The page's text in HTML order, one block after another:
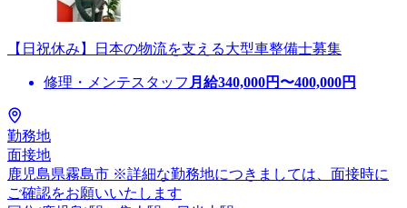
【日祝休み】日本の物流を支える大型車整備士募集
修理・メンテスタッフ 月給340,000円〜400,000円
勤務地
面接地
鹿児島県霧島市 ※詳細な勤務地につきましては、面接時に
ご確認をお願いいたします